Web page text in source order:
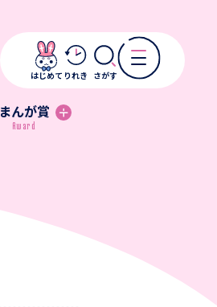
まんが賞
はじめて りれき さがす